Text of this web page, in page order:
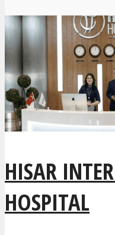
HISAR
HOSPITAL